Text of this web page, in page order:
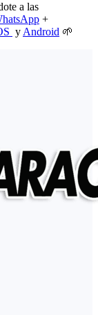
a las
+
yAndroid 🌱